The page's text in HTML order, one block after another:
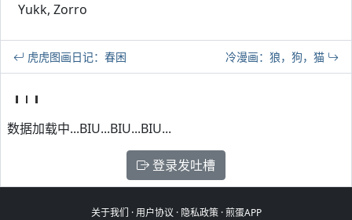
Yukk, Zorro
虎虎图画日记：春困 冷漫画：狼，狗，猫
数据加载中...BIU...BIU...BIU...
登录发吐槽
关于我们 ·用户协议 · 隐私政策·煎蛋APP